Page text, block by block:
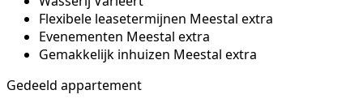
Flexibele leasetermijnen Meestal extra
Evenementen Meestal extra
Gemakkelijk inhuizen Meestal extra
Gedeeld appartement